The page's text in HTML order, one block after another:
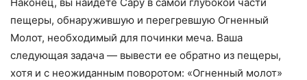
пещеры, обнаружившую и перегревшую Огненный
Молот, необходимый для починки меча. Ваша
следующая задача — вывести ее обратно из пещеры,
хотя и с неожиданным поворотом: «Огненный молот»